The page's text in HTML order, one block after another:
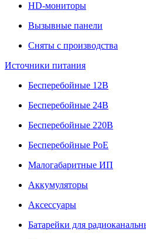
HD-мониторы
Вызывные панели
Сняты с производства
Источники питания
Бесперебойные 12В
Бесперебойные 24В
Бесперебойные 220В
Бесперебойные PoE
Малогабаритные ИП
Аккумуляторы
Аксессуары
Батарейки для